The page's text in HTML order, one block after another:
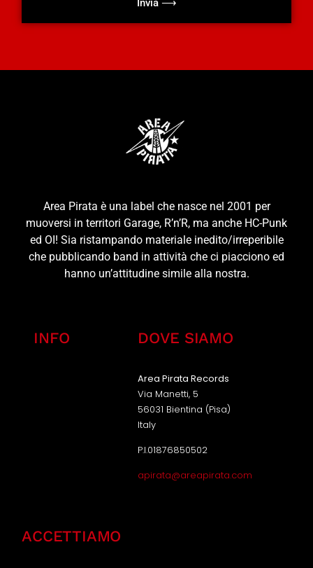
Invia ⟶
Area Pirata è una label che nasce nel 2001 per
muoversi in territori Garage, R’n’R, ma anche HC-Punk
ed OI! Sia ristampando materiale inedito/irreperibile
che pubblicando band in attività che ci piacciono ed
hanno un’attitudine simile alla nostra.
INFO DOVE SIAMO
Area Pirata Records
Via Manetti, 5
56031 Bientina (Pisa)
Italy
P.I.01876850502
apirata@areapirata.com
ACCETTIAMO